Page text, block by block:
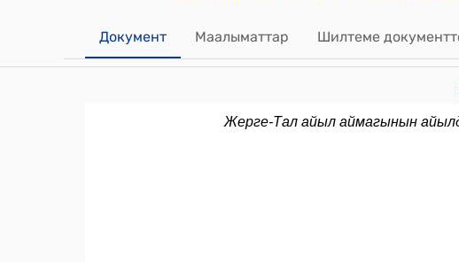
Документ Маалыматтар Шилтеме